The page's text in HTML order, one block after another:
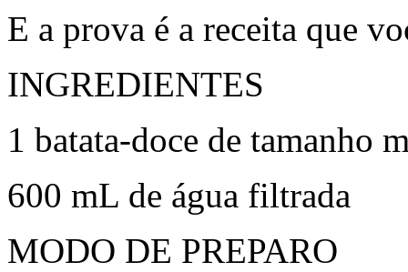
E a prova é a receita que
INGREDIENTES
1 batata-doce de tamanho
600 mL de água filtrada
MODO DE PREPARO